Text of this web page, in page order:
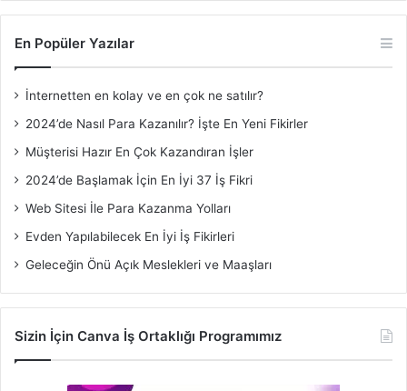
En Popüler Yazılar
İnternetten en kolay ve en çok ne satılır?
2024’de Nasıl Para Kazanılır? İşte En Yeni Fikirler
Müşterisi Hazır En Çok Kazandıran İşler
2024’de Başlamak İçin En İyi 37 İş Fikri
Web Sitesi İle Para Kazanma Yolları
Evden Yapılabilecek En İyi İş Fikirleri
Geleceğin Önü Açık Meslekleri ve Maaşları
Sizin İçin Canva İş Ortaklığı Programımız